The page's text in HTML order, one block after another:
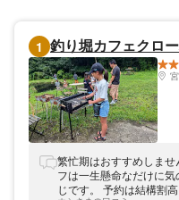
1 釣り堀カフェクロ
繁忙期はおすすめしま
フは一生懸命なだけに
じです。 予約は結構割